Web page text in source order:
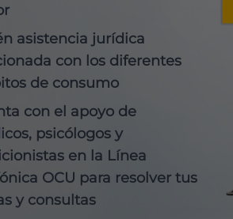
asistencia jurídica
con los diferentes
de consumo
con el apoyo de
psicólogos y
en la Línea
OCU para resolver tus
y consultas